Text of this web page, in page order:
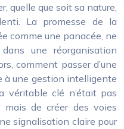
quelle que soit sa nature,
La promesse de la
comme une panacée, ne
une réorganisation
comment passer d’une
à une gestion intelligente
véritable clé n’était pas
mais de créer des voies
signalisation claire pour